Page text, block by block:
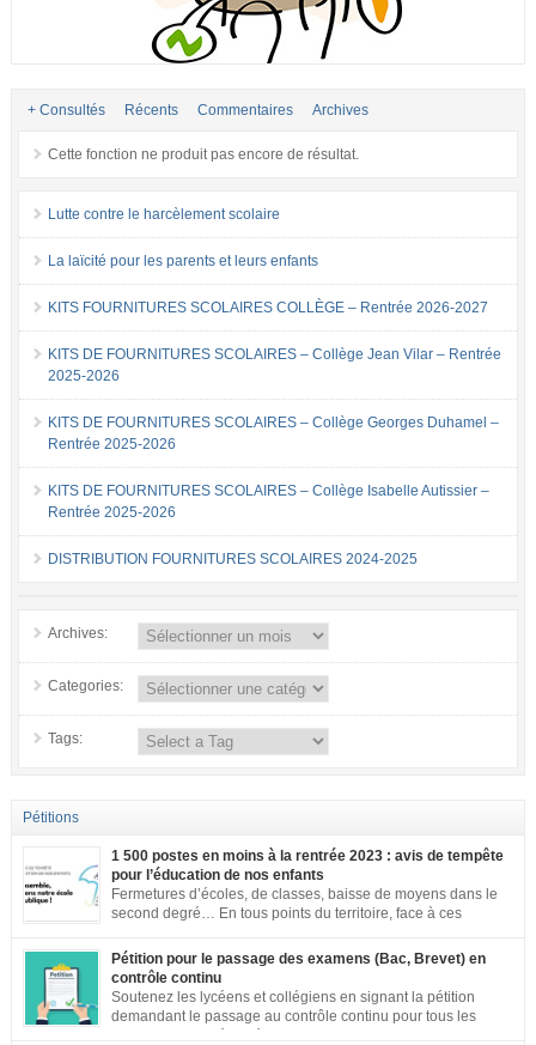
+ Consultés Récents Commentaires Archives
Cette fonction ne produit pas encore de résultat.
Lutte contre le harcèlement scolaire
La laïcité pour les parents et leurs enfants
KITS FOURNITURES SCOLAIRES COLLÈGE – Rentrée 2026-2027
KITS DE FOURNITURES SCOLAIRES – Collège Jean Vilar – Rentrée
2025-2026
KITS DE FOURNITURES SCOLAIRES – Collège Georges Duhamel –
Rentrée 2025-2026
KITS DE FOURNITURES SCOLAIRES – Collège Isabelle Autissier –
Rentrée 2025-2026
DISTRIBUTION FOURNITURES SCOLAIRES 2024-2025
Archives:
Categories:
Tags:
Pétitions
1 500 postes en moins à la rentrée 2023 : avis de tempête
pour l’éducation de nos enfants
Fermetures d’écoles, de classes, baisse de moyens dans le
second degré… En tous points du territoire, face à ces
Notre société a aujourd’hui une dette de bienveillance envers tous les
enfants et adolescents de ce pays. En effet, être un enfant ou un adolescent
dans le contexte actuel est […]
Pétition pour le passage des examens (Bac, Brevet) en
contrôle continu
Soutenez les lycéens et collégiens en signant la pétition
demandant le passage au contrôle continu pour tous les